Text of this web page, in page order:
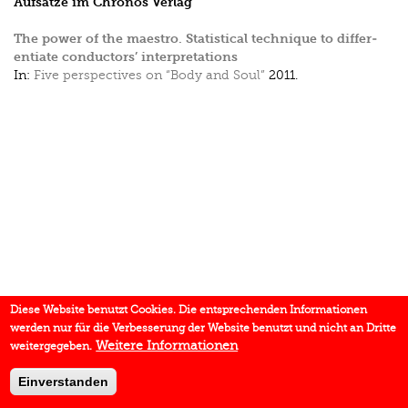
The power of the maestro. Statistical technique to differ­
entiate conductors’ interpretations
In: Five perspectives on “Body and Soul” 2011.
Diese Website benutzt Cookies. Die entsprechenden Informationen
werden nur für die Verbesserung der Website benutzt und nicht an Dritte
weitergegeben. Weitere Informationen
Einverstanden